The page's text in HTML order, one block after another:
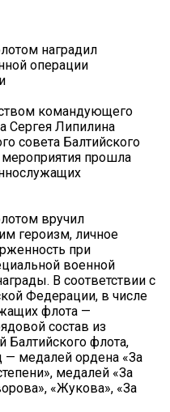
наградил
операции
командующего
Сергея Липилина
совета Балтийского
прошла
вручил
героизм, личное
при
военной
В соответствии с
Федерации, в числе
флота —
состав из
Балтийского флота,
— медалей ордена «За
медалей «За
«Жукова», «За